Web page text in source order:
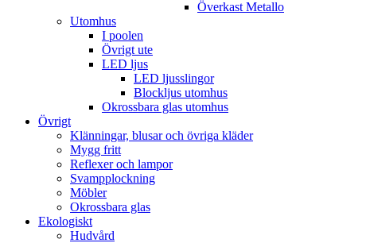
Överkast Metallo
Utomhus
I poolen
Övrigt ute
LED ljus
LED ljusslingor
Blockljus utomhus
Okrossbara glas utomhus
Övrigt
Klänningar, blusar och övriga kläder
Mygg fritt
Reflexer och lampor
Svampplockning
Möbler
Okrossbara glas
Ekologiskt
Hudvård